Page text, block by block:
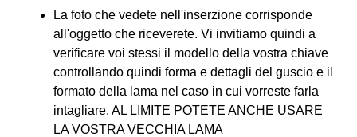
La foto che vedete nell'inserzione corrisponde
all'oggetto che riceverete. Vi invitiamo quindi a
verificare voi stessi il modello della vostra chiave
controllando quindi forma e dettagli del guscio e il
formato della lama nel caso in cui vorreste farla
intagliare. AL LIMITE POTETE ANCHE USARE
LA VOSTRA VECCHIA LAMA